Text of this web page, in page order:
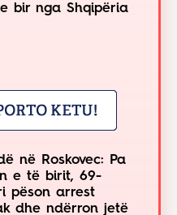
bir nga Shqipëria
në Roskovec: Pa
e të birit, 69-
pëson arrest
dhe ndërron jetë